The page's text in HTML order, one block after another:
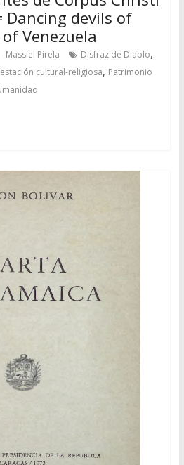
Dancing devils of
Venezuela
Massiel Pirela Disfraz de Diablo,
cultural-religiosa, Patrimonio